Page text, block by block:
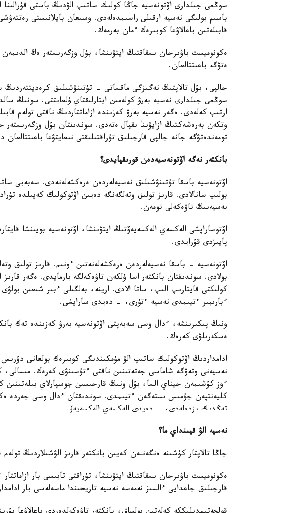
سوڭعى جىلدارى اۆتونەسيە جاڭا كولىك ساتىپ الۋدىڭ باستى قۇرالىنا
باسىم بولىگى نەسيە ارقىلى راسىمدەلەدى. وسىعان بايلانىستى
قابىلەتىن باعالاۋعا كوبىرەك ءمان بەرمەك.
ەكونوميست باۋىرجان ىسقاقتىڭ ايتۋىنشا، بۇل وزگەرىستەر ەڭ
ەتۋگە باعىتتالعان.
جالپى، بۇل تالاپتىڭ نەگىزگى ماقساتى - تۇتىنۋشىلىق كرەديتتەردىڭ
سوڭعى جىلدارى نەسيە بەرۋ كولەمىن ايتارلىقتاي ۇلعايتتى. سونىڭ
ارتىپ كەلەدى. ەگەر نەسيە بەرۋ كەزىندە ازاماتتاردىڭ ناقتى تولەم
وتكەن بەرەشەكتىڭ ازايۋىنا ىقپال ەتەدى. سوندىقتان بۇل وزگەرىستەر
تومەندەتۋگە جانە جالپى قارجىلىق تۇراقتىلىقتى نىعايتۋعا
بانكتەر نەگە اۆتونەسيەدەن قورىقپايدى؟
اۆتونەسيە باسقا تۇتىنۋشىلىق نەسيەلەردەن ەرەكشەلەنەدى. سەبەبى
بولىپ سانالادى. قارىز تولىق وتەلگەنگە دەيىن اۆتوكولىك كەپىلدە
نەسيەنىڭ تاۋەكەلى تومەن.
پايىزدى قۇرايدى.
اۆتونەسيە - باسقا نەسيەلەردەن ەرەكشەلەنەتىن ءونىم. قارىز تولىق
بولادى. سوندىقتان بانكتەر اسا ۇلكەن تاۋەكەلگە بارمايدى. ەگەر
كولىكتى قايتارىپ الىپ، ساتا الادى. ارينە، بەلگىلى ءبىر شىعىن
ءبارىبىر ءتيىمدى نەسيە ءتۇرى، - دەيدى ساراپشى.
ونىڭ پىكىرىنشە، ءدال وسى سەبەپتى اۆتونەسيە بەرۋ كەزىندە تەك
ەسكەرىلۋى كەرەك.
ادامداردىڭ اۆتوكولىك ساتىپ الۋ مۇمكىندىگى كوبىرەك بولعانى
ءوز كۇشىمەن جيناي السا، بۇل ونىڭ قارجىسىن جوسپارلاي
كليەنتپەن جۇمىس ىستەگەن ءتيىمدى. سوندىقتان ءدال وسى جەردە
تەڭدىك ىزدەلەدى، - دەيدى الەكسەي الەكسەيەۆ.
نەسيە الۋ قيىنداي ما؟
جاڭا تالاپتار كۇشىنە ەنگەننەن كەيىن بانكتەر قارىز الۋشىلاردىڭ
ەكونوميست باۋىرجان ىسقاقتىڭ ايتۋىنشا، تۇراقتى تابىسى بار
قارجىلىق جاعدايى ءالسىز نەمەسە نەسيە تاريحىندا ماسەلەسى بار